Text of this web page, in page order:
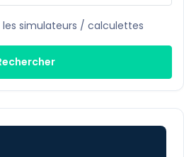
simulateurs / calculettes